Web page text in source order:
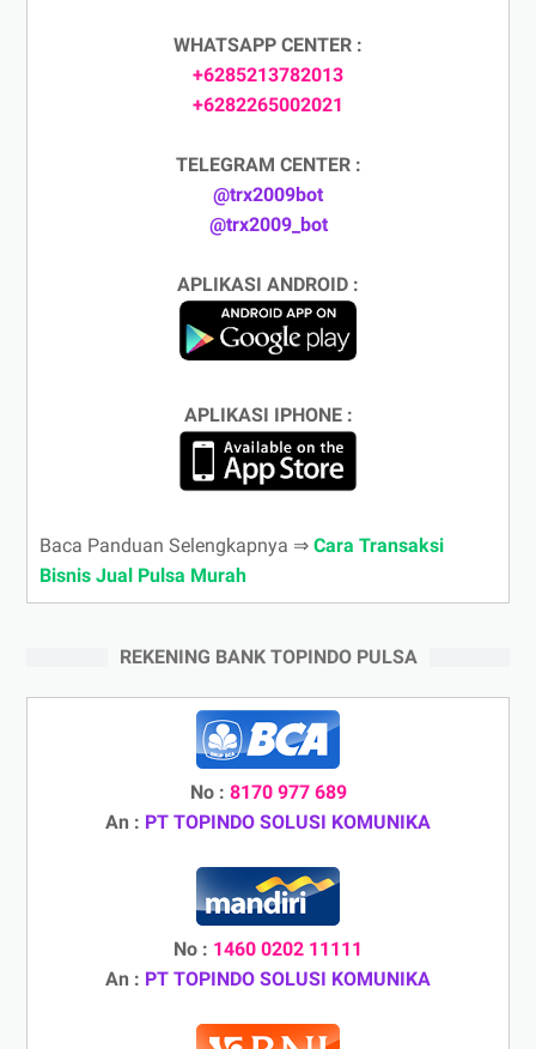
WHATSAPP CENTER :
+6285213782013
+6282265002021
TELEGRAM CENTER :
@trx2009bot
@trx2009_bot
APLIKASI ANDROID :
APLIKASI IPHONE :
Baca Panduan Selengkapnya ⇒ Cara Transaksi
Bisnis Jual Pulsa Murah
REKENING BANK TOPINDO PULSA
No : 8170 977 689
An : PT TOPINDO SOLUSI KOMUNIKA
No : 1460 0202 11111
An : PT TOPINDO SOLUSI KOMUNIKA